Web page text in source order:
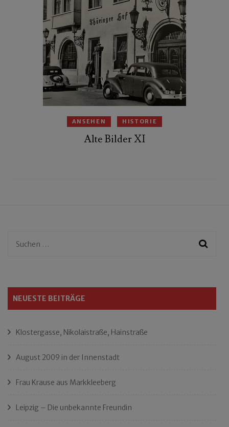
ANSEHEN HISTORIE
Alte Bilder XI
Suchen
NEUESTE BEITRÄGE
Klostergasse, Nikolaistraße, Hainstraße
August 2009 in der Innenstadt
Frau Krause aus Markkleeberg
Leipzig – Die unbekannte Freundin